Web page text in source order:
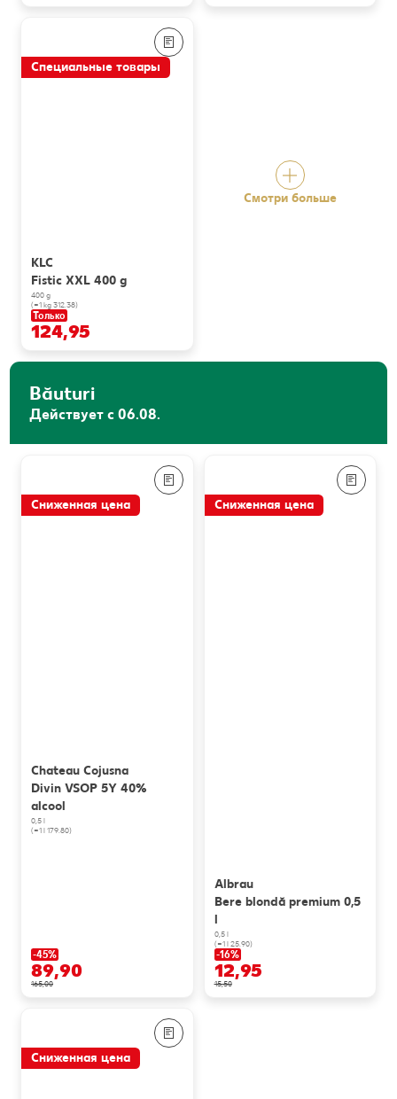
Специальные товары
KLC
Fistic XXL 400 g
400 g
(=1 kg 312.38)
Только
124,95
Смотри больше
Băuturi
Действует с 06.08.
Сниженная цена
Chateau Cojusna
Divin VSOP 5Y 40%
alcool
0,5 l
(=1 l 179.80)
-45%
89,90
165,00
Сниженная цена
Albrau
Bere blondă premium 0,5
l
0,5 l
(=1 l 25.90)
-16%
12,95
15,50
Сниженная цена